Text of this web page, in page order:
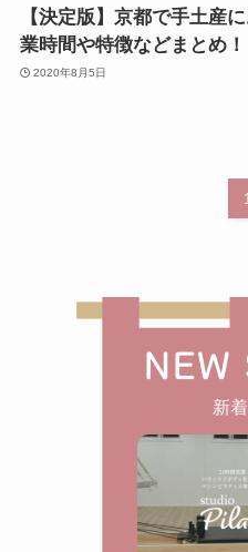
【決定版】京都で手土産
業時間や特徴などまとめ！
2020年8月5日
1
NEW
新